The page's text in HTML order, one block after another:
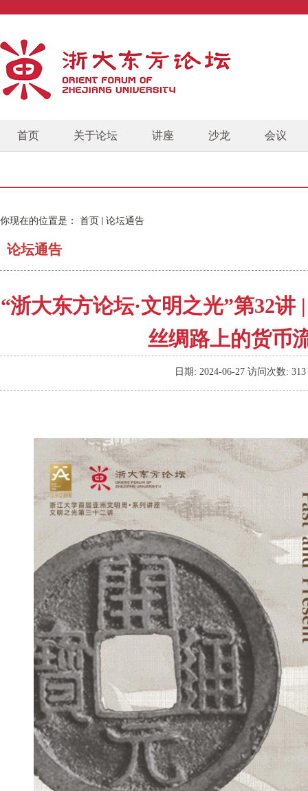
首页 关于论坛 讲座 沙龙 会议
你现在的位置是： 首页 论坛通告
论坛通告
“浙大东方论坛·文明之光”第32讲
丝绸路上的货币
日期: 2024-06-27 访问次数: 313